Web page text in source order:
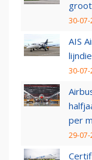
30-07-
AIS
30-07-
per
29-